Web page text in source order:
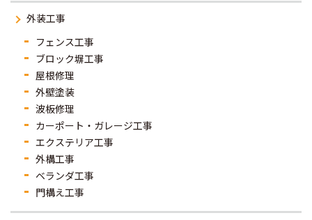
外装工事
フェンス工事
ブロック塀工事
屋根修理
外壁塗装
波板修理
カーポート・ガレージ工事
エクステリア工事
外構工事
ベランダ工事
門構え工事